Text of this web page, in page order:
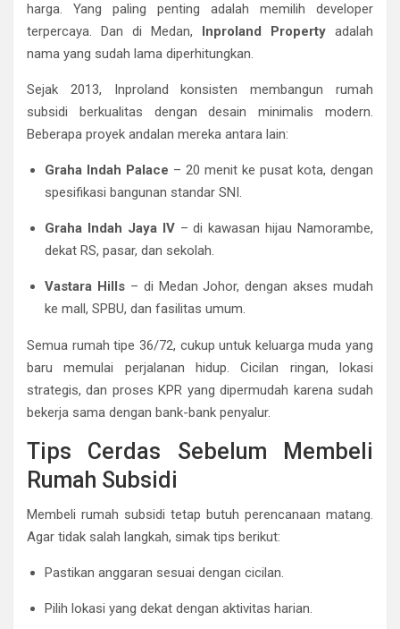
harga. Yang paling penting adalah memilih developer
terpercaya. Dan di Medan, Inproland Property adalah
nama yang sudah lama diperhitungkan.
Sejak 2013, Inproland konsisten membangun rumah
subsidi berkualitas dengan desain minimalis modern.
Beberapa proyek andalan mereka antara lain:
Graha Indah Palace – 20 menit ke pusat kota, dengan
spesifikasi bangunan standar SNI.
Graha Indah Jaya IV– di kawasan hijau Namorambe,
dekat RS, pasar, dan sekolah.
Vastara Hills– di Medan Johor, dengan akses mudah
ke mall, SPBU, dan fasilitas umum.
Semua rumah tipe 36/72, cukup untuk keluarga muda yang
baru memulai perjalanan hidup. Cicilan ringan, lokasi
strategis, dan proses KPR yang dipermudah karena sudah
bekerja sama dengan bank-bank penyalur.
Tips Cerdas Sebelum Membeli
Rumah Subsidi
Membeli rumah subsidi tetap butuh perencanaan matang.
Agar tidak salah langkah, simak tips berikut:
Pastikan anggaran sesuai dengan cicilan.
Pilih lokasi yang dekat dengan aktivitas harian.